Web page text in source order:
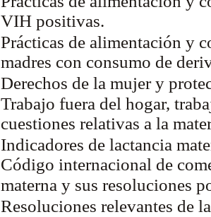
VIH positivas.
Prácticas de alimentación y
madres con consumo de
Derechos de la mujer y
Trabajo fuera del hogar,
cuestiones relativas a la
Indicadores de lactancia
Código internacional de
materna y sus resoluciones
Resoluciones relevantes de